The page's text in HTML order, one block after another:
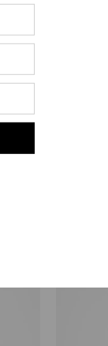
Vestido